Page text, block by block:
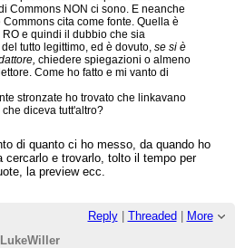
CU (di cui uno è anche
che questa cosa va
perché non generalizzare
O forse è una cosa
fare solo gli utenti
Beh, in tal caso, sarebbe
idea scriverlo su una
guida, ad es. su
("i sysop e gli
con diritti di accesso
chiusi e selezionati per
liberamente tra loro di
interne all'enciclopedia").
linea guida, eh?
Commons NON ci sono. E neanche
Commons cita come fonte. Quella è
e quindi il dubbio che sia
tutto legittimo, ed è dovuto,se si è
chiedere spiegazioni o almeno
Come ho fatto e mi vanto di
stronzate ho trovato che linkavano
diceva tutt'altro?
di quanto ci ho messo, da quando ho
cercarlo e trovarlo, tolto il tempo per
la preview ecc.
Reply| Threaded | More